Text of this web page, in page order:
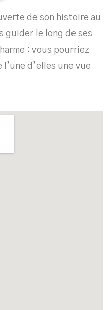
de son histoire au
guider le long de ses
: vous pourriez
d’elles une vue